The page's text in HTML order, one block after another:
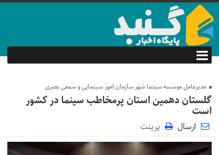
مدیرعامل موسسه سینما شهر سازمان امور سینمایی و سمعی بصری
گلستان دهمین استان پرمخاطب سینما در کشور
است
ارسال پرینت